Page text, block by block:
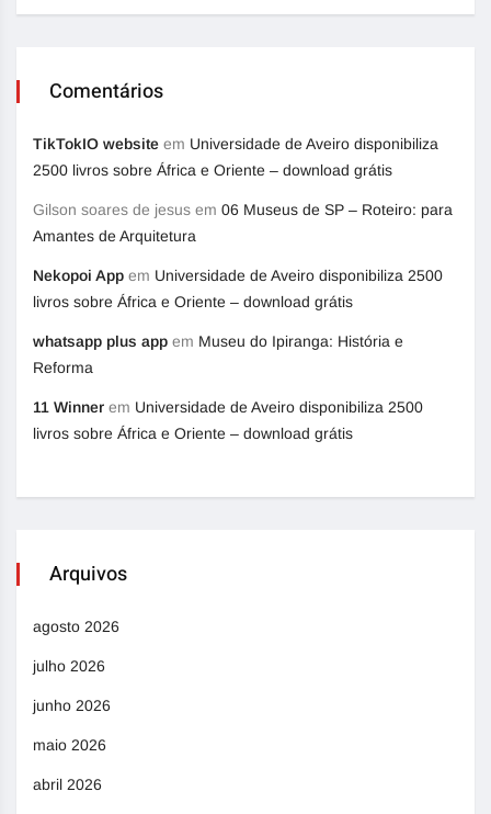
Comentários
TikTokIO website em Universidade de Aveiro disponibiliza
2500 livros sobre África e Oriente – download grátis
Gilson soares de jesus em 06 Museus de SP – Roteiro: para
Amantes de Arquitetura
Nekopoi App em Universidade de Aveiro disponibiliza 2500
livros sobre África e Oriente – download grátis
whatsapp plus app em Museu do Ipiranga: História e
Reforma
11 Winner em Universidade de Aveiro disponibiliza 2500
livros sobre África e Oriente – download grátis
Arquivos
agosto 2026
julho 2026
junho 2026
maio 2026
abril 2026